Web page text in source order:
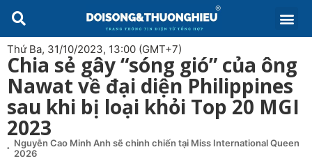
Thứ Ba, 31/10/2023, 13:00 (GMT+7)
Chia sẻ gây “sóng gió” của ông
Nawat về đại diện Philippines
sau khi bị loại khỏi Top 20 MGI
2023
Nguyễn Cao Minh Anh sẽ chinh chiến tại Miss International Queen
2026